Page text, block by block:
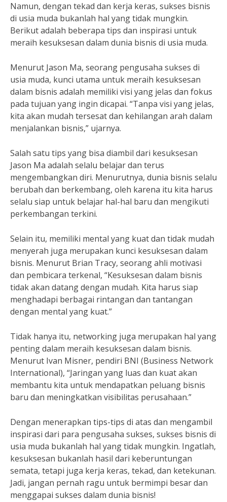
Namun, dengan tekad dan kerja keras, sukses bisnis
di usia muda bukanlah hal yang tidak mungkin.
Berikut adalah beberapa tips dan inspirasi untuk
meraih kesuksesan dalam dunia bisnis di usia muda.
Menurut Jason Ma, seorang pengusaha sukses di
usia muda, kunci utama untuk meraih kesuksesan
dalam bisnis adalah memiliki visi yang jelas dan fokus
pada tujuan yang ingin dicapai. “Tanpa visi yang jelas,
kita akan mudah tersesat dan kehilangan arah dalam
menjalankan bisnis,” ujarnya.
Salah satu tips yang bisa diambil dari kesuksesan
Jason Ma adalah selalu belajar dan terus
mengembangkan diri. Menurutnya, dunia bisnis selalu
berubah dan berkembang, oleh karena itu kita harus
selalu siap untuk belajar hal-hal baru dan mengikuti
perkembangan terkini.
Selain itu, memiliki mental yang kuat dan tidak mudah
menyerah juga merupakan kunci kesuksesan dalam
bisnis. Menurut Brian Tracy, seorang ahli motivasi
dan pembicara terkenal, “Kesuksesan dalam bisnis
tidak akan datang dengan mudah. Kita harus siap
menghadapi berbagai rintangan dan tantangan
dengan mental yang kuat.”
Tidak hanya itu, networking juga merupakan hal yang
penting dalam meraih kesuksesan dalam bisnis.
Menurut Ivan Misner, pendiri BNI (Business Network
International), “Jaringan yang luas dan kuat akan
membantu kita untuk mendapatkan peluang bisnis
baru dan meningkatkan visibilitas perusahaan.”
Dengan menerapkan tips-tips di atas dan mengambil
inspirasi dari para pengusaha sukses, sukses bisnis di
usia muda bukanlah hal yang tidak mungkin. Ingatlah,
kesuksesan bukanlah hasil dari keberuntungan
semata, tetapi juga kerja keras, tekad, dan ketekunan.
Jadi, jangan pernah ragu untuk bermimpi besar dan
menggapai sukses dalam dunia bisnis!